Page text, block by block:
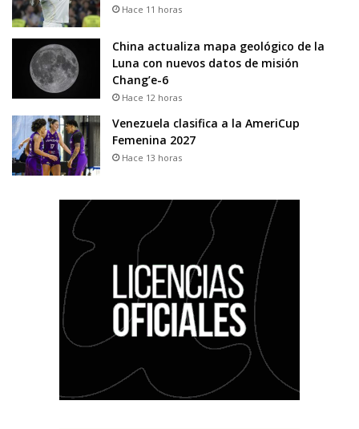
Hace 11 horas
China actualiza mapa geológico de la
Luna con nuevos datos de misión
Chang’e-6
Hace 12 horas
Venezuela clasifica a la AmeriCup
Femenina 2027
Hace 13 horas